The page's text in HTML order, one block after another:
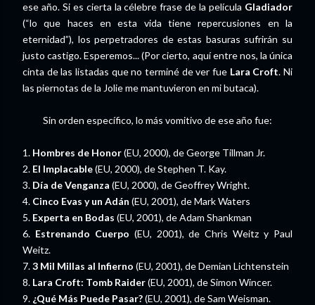
ese año. Si es cierta la célebre frase de la película Gladiador
(“lo que haces en esta vida tiene repercusiones en la
eternidad”), los perpetradores de estas basuras sufrirán su
justo castigo. Esperemos... (Por cierto, aquí entre nos, la única
cinta de las listadas que no terminé de ver fue Lara Croft. Ni
las piernotas de la Jolie me mantuvieron en mi butaca).
Sin orden específico, lo más vomitivo de ese año fue:
1. Hombres de Honor(EU, 2000), de George Tillman Jr.
2. El Implacable(EU, 2000), de Stephen T. Kay.
3. Día de Venganza (EU, 2000), de Geoffrey Wright.
4. Cinco Evas y un Adán (EU, 2001), de Mark Waters
5. Experta en Bodas (EU, 2001), de Adam Shankman
6. Estrenando Cuerpo (EU, 2001), de Chris Weitz y Paul
Weitz.
7.3 Mil Millas al Infierno (EU, 2001), de Demian Lichtenstein
8. Lara Croft: Tomb Raider(EU, 2001), de Simon Wincer.
9. ¿Qué Más Puede Pasar?(EU, 2001), de Sam Weisman.